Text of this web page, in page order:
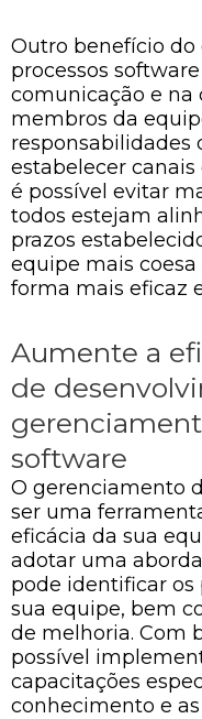
Outro benefício
processos
comunicação e na
membros da
responsabilidades
estabelecer
é possível evitar
todos estejam
prazos
equipe mais
forma mais eficaz
Aumente a
de
software
O gerenciamento
ser uma
eficácia da sua
adotar uma
pode identificar os
sua equipe, bem
de melhoria. Com
possível
capacitações
conhecimento e